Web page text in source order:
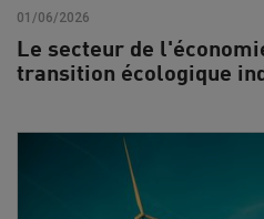
01/06/2026
Le secteur de
transition écologique